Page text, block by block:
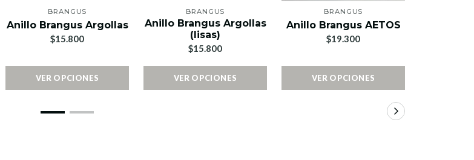
BRANGUS
Anillo Brangus Argollas
$15.800
VER OPCIONES
BRANGUS
Anillo Brangus Argollas
(lisas)
$15.800
VER OPCIONES
BRANGUS
Anillo Brangus AETOS
$19.300
VER OPCIONES